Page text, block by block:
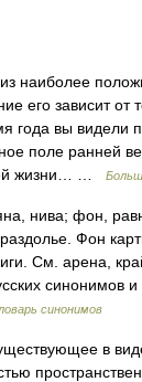
его зависит от
года вы видели
поле ранней
жизни… …
нива; фон,
Фон
См. арена,
синонимов
синонимов
в